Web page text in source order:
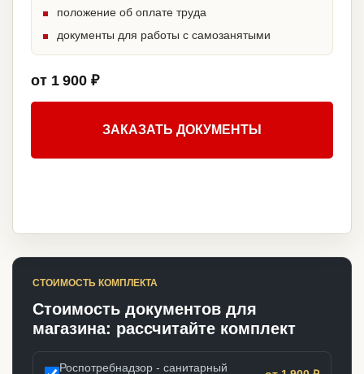
положение об оплате труда
документы для работы с самозанятыми
от 1 900 ₽
ЗАКАЗАТЬ ДОКУМЕНТЫ
СТОИМОСТЬ КОМПЛЕКТА
Стоимость документов для
магазина: рассчитайте комплект
Роспотребнадзор - санитарный